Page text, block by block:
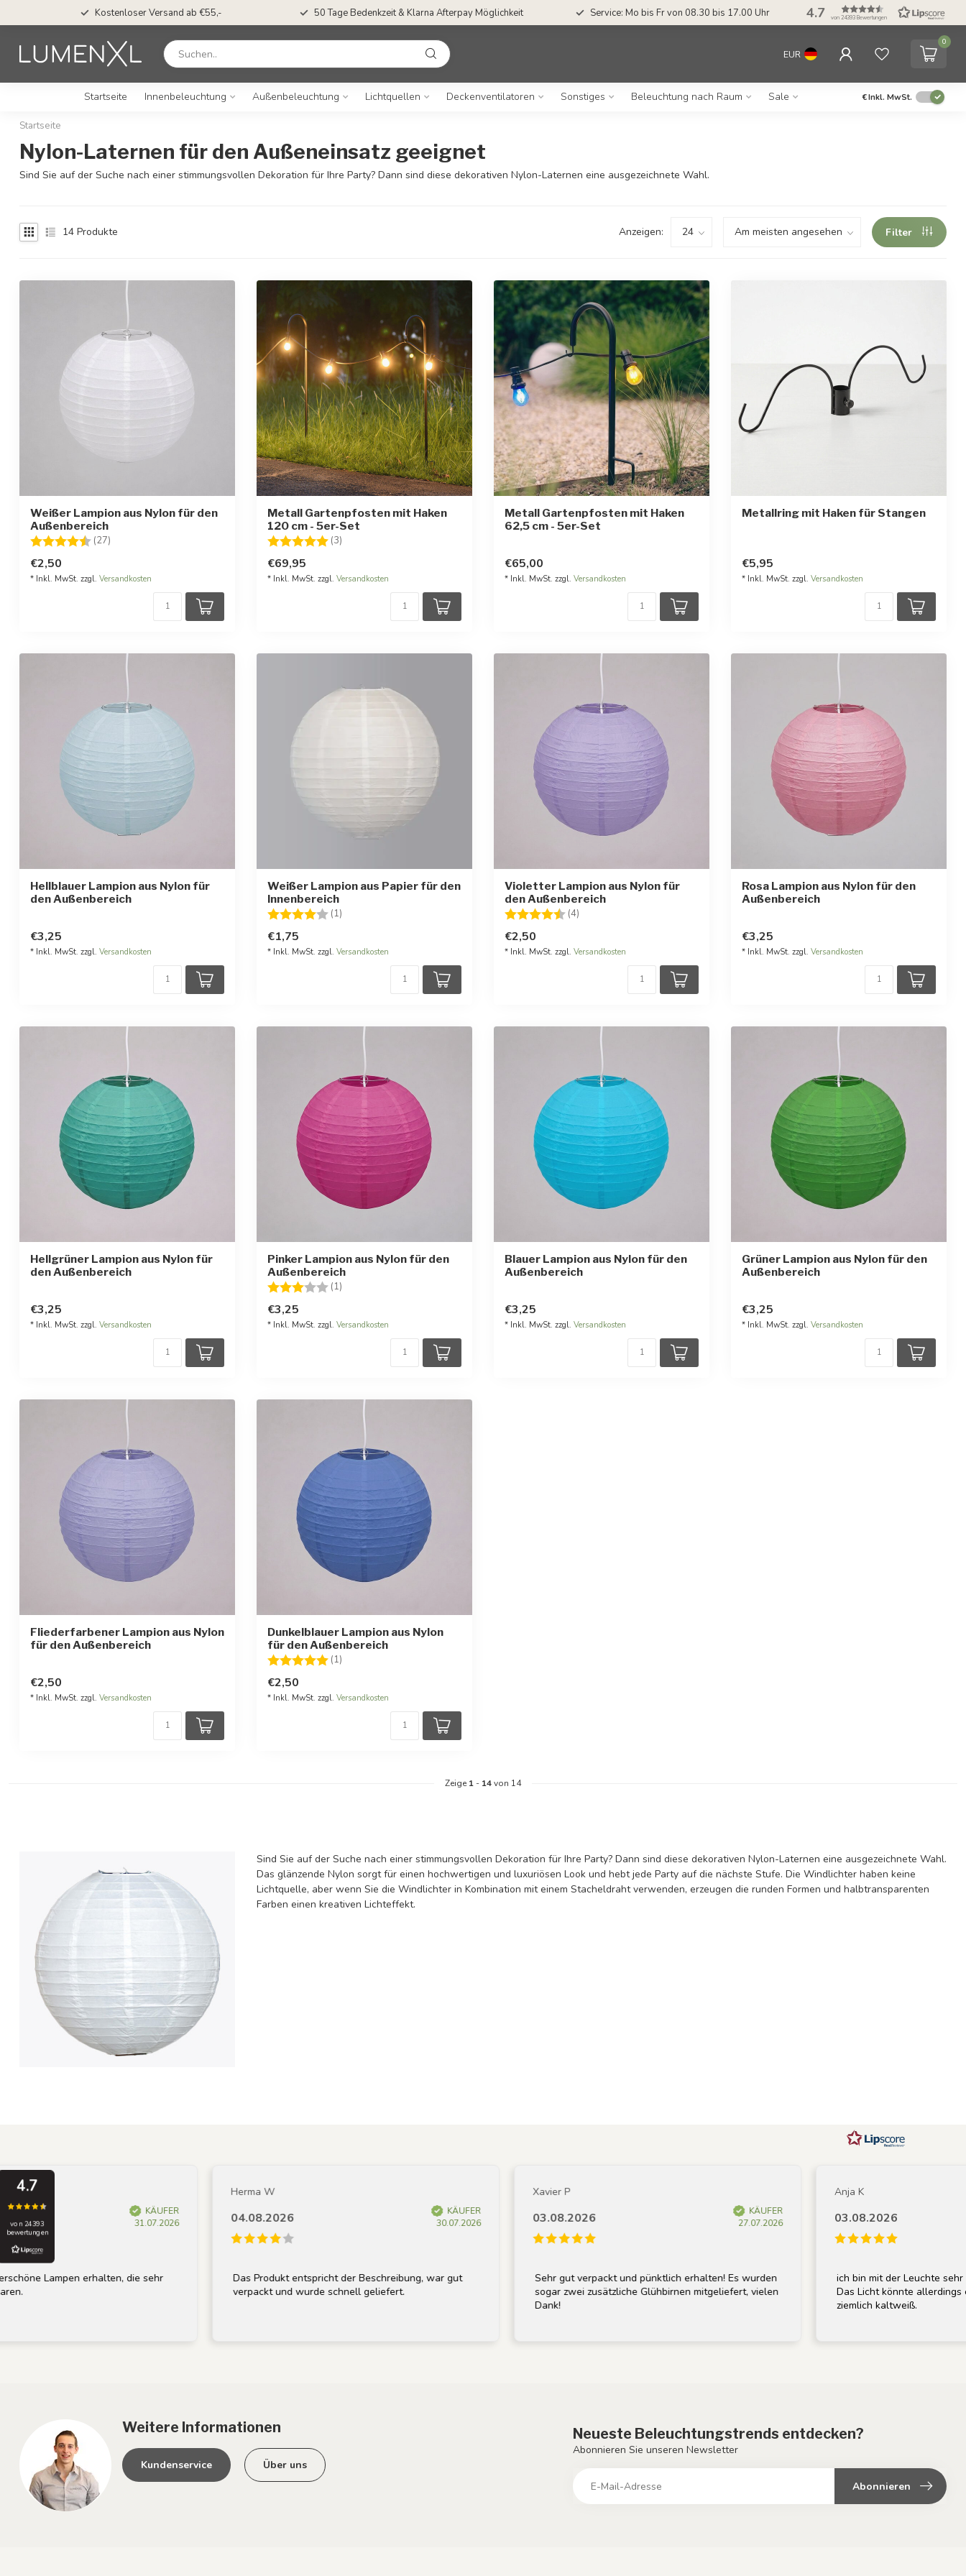
Vor 15.00 Uhr bestellt, am selben Tag versandt* Kostenloser Versand ab €55,- 50 Tage Bedenkzeit & Klarna Afterpay Möglichkeit Service: Mo bis Fr von
4.7 von 24393 Bewertungen
EUR
0
Startseite Innenbeleuchtung Außenbeleuchtung Lichtquellen Deckenventilatoren Sonstiges Beleuchtung nach Raum Sale €Inkl. MwSt.
Startseite
Nylon-Laternen für den Außeneinsatz geeignet
Sind Sie auf der Suche nach einer stimmungsvollen Dekoration für Ihre Party? Dann sind diese dekorativen Nylon-Laternen eine ausgezeichnete Wahl.
14 Produkte Anzeigen: Filter
Weißer Lampion aus Nylon für den
Außenbereich
Bewertung:
(27)
€2,50
* Inkl. MwSt. zzgl. Versandkosten
Metall Gartenpfosten mit Haken
120 cm - 5er-Set
Bewertung:
(3)
€69,95
* Inkl. MwSt. zzgl. Versandkosten
Metall Gartenpfosten mit Haken
62,5 cm - 5er-Set
€65,00
* Inkl. MwSt. zzgl. Versandkosten
Metallring mit Haken für Stangen
€5,95
* Inkl. MwSt. zzgl. Versandkosten
Hellblauer Lampion aus Nylon für
den Außenbereich
€3,25
* Inkl. MwSt. zzgl. Versandkosten
Weißer Lampion aus Papier für den
Innenbereich
Bewertung:
(1)
€1,75
* Inkl. MwSt. zzgl. Versandkosten
Violetter Lampion aus Nylon für
den Außenbereich
Bewertung:
(4)
€2,50
* Inkl. MwSt. zzgl. Versandkosten
Rosa Lampion aus Nylon für den
Außenbereich
€3,25
* Inkl. MwSt. zzgl. Versandkosten
Hellgrüner Lampion aus Nylon für
den Außenbereich
€3,25
* Inkl. MwSt. zzgl. Versandkosten
Pinker Lampion aus Nylon für den
Außenbereich
Bewertung:
(1)
€3,25
* Inkl. MwSt. zzgl. Versandkosten
Blauer Lampion aus Nylon für den
Außenbereich
€3,25
* Inkl. MwSt. zzgl. Versandkosten
Grüner Lampion aus Nylon für den
Außenbereich
€3,25
* Inkl. MwSt. zzgl. Versandkosten
Fliederfarbener Lampion aus Nylon
für den Außenbereich
€2,50
* Inkl. MwSt. zzgl. Versandkosten
Dunkelblauer Lampion aus Nylon
für den Außenbereich
Bewertung:
(1)
€2,50
* Inkl. MwSt. zzgl. Versandkosten
Zeige 1 - 14von 14
Sind Sie auf der Suche nach einer stimmungsvollen Dekoration für Ihre Party? Dann sind diese dekorativen Nylon-Laternen eine ausgezeichnete Wahl.
Das glänzende Nylon sorgt für einen hochwertigen und luxuriösen Look und hebt jede Party auf die nächste Stufe. Die Windlichter haben keine
Lichtquelle, aber wenn Sie die Windlichter in Kombination mit einem Stacheldraht verwenden, erzeugen die runden Formen und halbtransparenten
Farben einen kreativen Lichteffekt.
KÄUFER
erhalten, die sehr
04.08.2026
KÄUFER
Das Produkt entspricht der Beschreibung, war gut
verpackt und wurde schnell geliefert.
03.08.2026
KÄUFER
Sehr gut verpackt und pünktlich erhalten! Es wurden
sogar zwei zusätzliche Glühbirnen mitgeliefert, vielen
03.08.2026
ich bin mit der Leuchte sehr
Das Licht könnte allerdings etwas
ziemlich kaltweiß.
4.7
von 24393
bewertungen
Weitere Informationen
Kundenservice Über uns
Neueste Beleuchtungstrends entdecken?
Abonnieren Sie unseren Newsletter
Abonnieren